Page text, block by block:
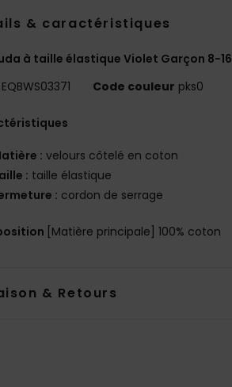
& caractéristiques
à taille élastique Violet Garçon 8-16
EQBWS03371 Code couleur pks0
: velours côtelé en coton
: taille élastique
: cordon de serrage
[Matière principale] 100% coton
& Retours